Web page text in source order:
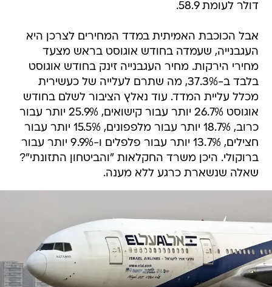
דולר לעומת 58.9.
אבל הכוכבת האמיתית במדד המחירים לצרכן היא
העגבנייה, שעמדה בחודש אוגוסט בראש מצעד
מחירי הירקות. מחיר העגבנייה זינק בחודש אוגוסט
בלבד ב-37.3%, מה שתרם לעלייה של כעשירית
מכלל עליית המדד. עוד נאלץ הציבור לשלם בחודש
אוגוסט 26.7% יותר עבור קישואים, 25.9% יותר עבור
כרוב, 18.7% יותר עבור מלפפונים, 15.5% יותר עבור
חצילים, 13.7% יותר עבור פלפלים ו-9.9% יותר עבור
ברוקולי. היכן משרד החקלאות "והביטחון התזונתי"?
שאלה שנשארת כרגע ללא מענה.